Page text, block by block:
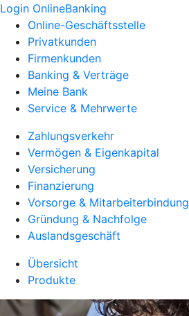
Login OnlineBanking
Online-Geschäftsstelle
Privatkunden
Firmenkunden
Banking & Verträge
Meine Bank
Service & Mehrwerte
Zahlungsverkehr
Vermögen & Eigenkapital
Versicherung
Finanzierung
Vorsorge & Mitarbeiterbindung
Gründung & Nachfolge
Auslandsgeschäft
Übersicht
Produkte